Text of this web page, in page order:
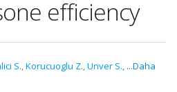
efficiency
S.,Korucuoglu Z.,Unver S., ...Daha